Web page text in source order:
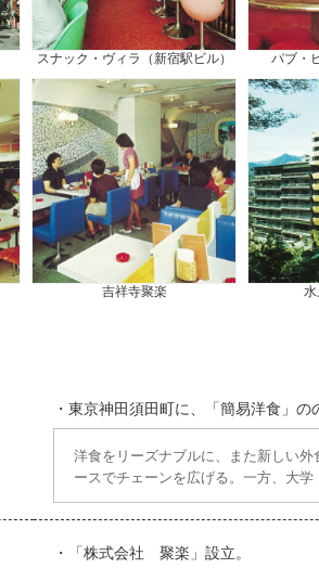
スナック・ヴィラ（新宿駅ビル） パブ・
吉祥寺聚楽 水
東京神田須田町に、「簡易洋食」の
洋食をリーズナブルに、また新しい
ースでチェーンを広げる。一方、大学
「株式会社 聚楽」設立。